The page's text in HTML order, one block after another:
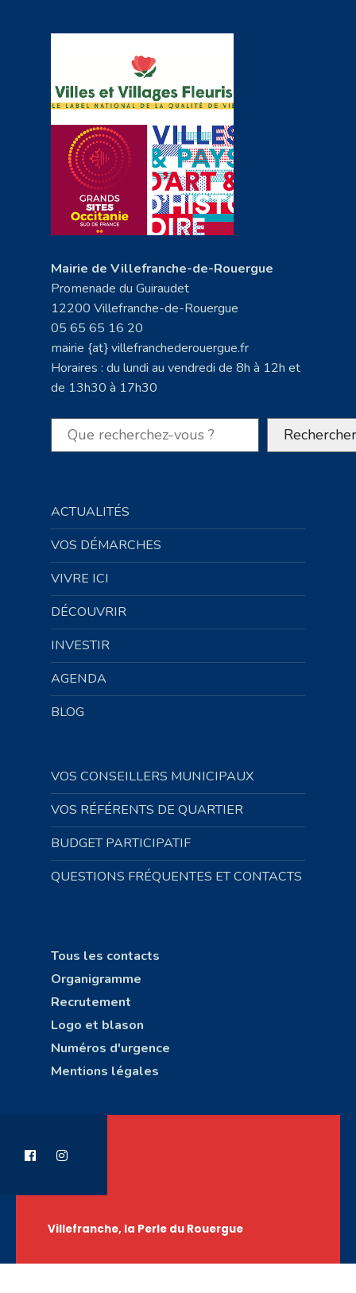
Mairie de Villefranche-de-Rouergue
Promenade du Guiraudet
12200 Villefranche-de-Rouergue
05 65 65 16 20
mairie {at} villefranchederouergue.fr
Horaires : du lundi au vendredi de 8h à 12h et
de 13h30 à 17h30
Rechercher Rechercher
ACTUALITÉS
VOS DÉMARCHES
VIVRE ICI
DÉCOUVRIR
INVESTIR
AGENDA
BLOG
VOS CONSEILLERS MUNICIPAUX
VOS RÉFÉRENTS DE QUARTIER
BUDGET PARTICIPATIF
QUESTIONS FRÉQUENTES ET CONTACTS
Tous les contacts
Organigramme
Recrutement
Logo et blason
Numéros d'urgence
Mentions légales
Villefranche, la Perle du Rouergue